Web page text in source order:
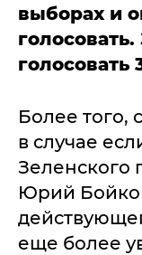
выборах и
Более того,
в случае
Зеленского
Юрий Бойко
еще более